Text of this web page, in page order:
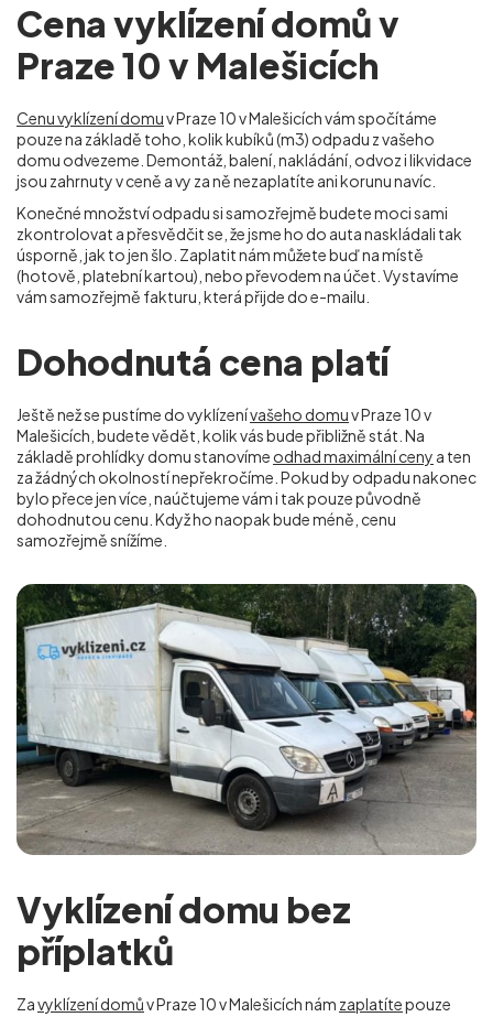
Cena vyklízení domů v
Praze 10 v Malešicích
Cenu vyklízení domuv Praze 10 v Malešicích vám spočítáme
pouze na základě toho, kolik kubíků (m3) odpadu z vašeho
domu odvezeme. Demontáž, balení, nakládání, odvoz i likvidace
jsou zahrnuty v ceně a vy za ně nezaplatíte ani korunu navíc.
Konečné množství odpadu si samozřejmě budete moci sami
zkontrolovat a přesvědčit se, že jsme ho do auta naskládali tak
úsporně, jak to jen šlo. Zaplatit nám můžete buď na místě
(hotově, platební kartou), nebo převodem na účet. Vystavíme
vám samozřejmě fakturu, která přijde do e-mailu.
Dohodnutá cena platí
Ještě než se pustíme do vyklízenívašeho domuv Praze 10 v
Malešicích, budete vědět, kolik vás bude přibližně stát. Na
základě prohlídky domu stanovíme odhad maximální ceny a ten
za žádných okolností nepřekročíme. Pokud by odpadu nakonec
bylo přece jen více, naúčtujeme vám i tak pouze původně
dohodnutou cenu. Když ho naopak bude méně, cenu
samozřejmě snížíme.
Vyklízení domu bez
příplatků
Zavyklízení domův Praze 10 v Malešicích nám zaplatítepouze